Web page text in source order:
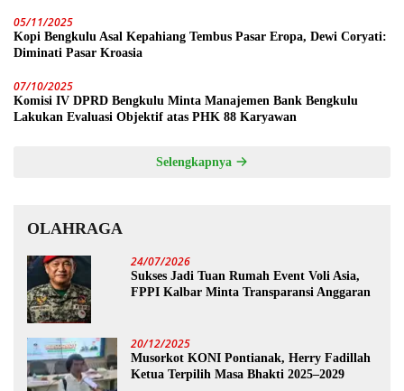
05/11/2025
Kopi Bengkulu Asal Kepahiang Tembus Pasar Eropa, Dewi Coryati:
Diminati Pasar Kroasia
07/10/2025
Komisi IV DPRD Bengkulu Minta Manajemen Bank Bengkulu
Lakukan Evaluasi Objektif atas PHK 88 Karyawan
Selengkapnya
OLAHRAGA
24/07/2026
Sukses Jadi Tuan Rumah Event Voli Asia,
FPPI Kalbar Minta Transparansi Anggaran
20/12/2025
Musorkot KONI Pontianak, Herry Fadillah
Ketua Terpilih Masa Bhakti 2025–2029